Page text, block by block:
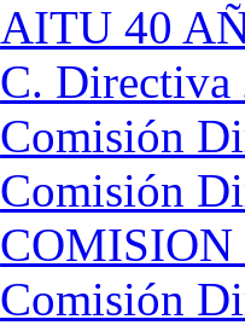
AITU 40
C. Directiva
Comisión
Comisión
COMISION
Comisión